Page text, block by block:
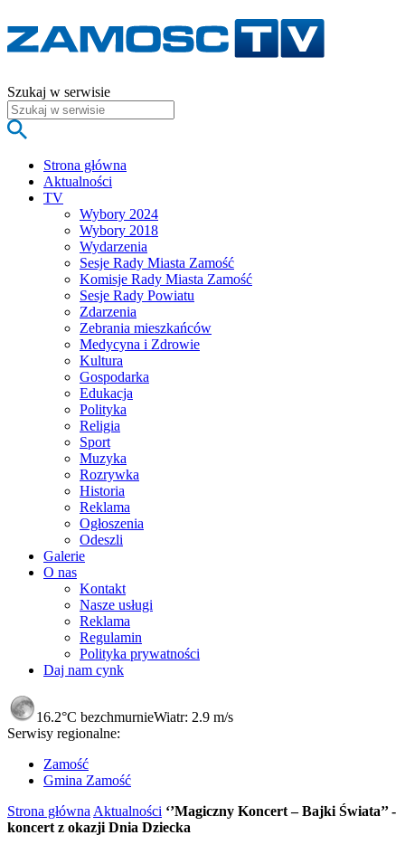
Szukaj w serwisie
Strona główna
Aktualności
TV
Wybory 2024
Wybory 2018
Wydarzenia
Sesje Rady Miasta Zamość
Komisje Rady Miasta Zamość
Sesje Rady Powiatu
Zdarzenia
Zebrania mieszkańców
Medycyna i Zdrowie
Kultura
Gospodarka
Edukacja
Polityka
Religia
Sport
Muzyka
Rozrywka
Historia
Reklama
Ogłoszenia
Odeszli
Galerie
O nas
Kontakt
Nasze usługi
Reklama
Regulamin
Polityka prywatności
Daj nam cynk
16.2°C bezchmurnieWiatr: 2.9 m/s
Serwisy regionalne:
Zamość
Gmina Zamość
Strona główna Aktualności ‘’Magiczny Koncert – Bajki Świata’’ -
koncert z okazji Dnia Dziecka